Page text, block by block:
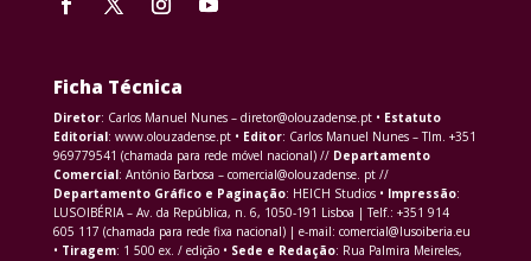
Ficha Técnica
Diretor: Carlos Manuel Nunes – diretor@olouzadense.pt • Estatuto
Editorial: www.olouzadense.pt • Editor: Carlos Manuel Nunes – Tlm. +351
969779541 (chamada para rede móvel nacional) // Departamento
Comercial: António Barbosa – comercial@olouzadense. pt //
Departamento Gráfico e Paginação: HEICH Studios • Impressão:
LUSOIBÉRIA – Av. da República, n. 6, 1050-191 Lisboa | Telf.: +351 914
605 117 (chamada para rede fixa nacional) | e-mail: comercial@lusoiberia.eu
• Tiragem: 1 500 ex. / edição • Sede e Redação: Rua Palmira Meireles,